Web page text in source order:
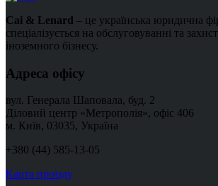
Cai & Lenard – це українська юридична
спеціалізується на обслуговуванні та
іноземного бізнесу.
Адреса офісу
вул. Генерала Шаповала, буд. 2
Діловий центр «Метрополія», офіс 406
м. Київ, 03035, Україна
+380 (44) 585-13-05
Карта проїзду